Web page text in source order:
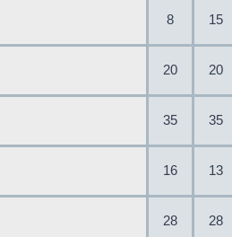
8 15
20 20
35 35
16 13
28 28